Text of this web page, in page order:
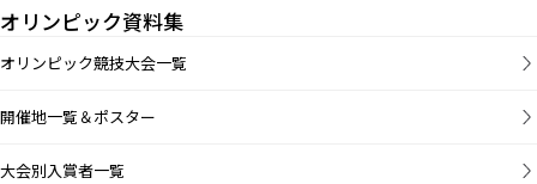
オリンピック資料集
オリンピック競技大会一覧
開催地一覧＆ポスター
大会別入賞者一覧